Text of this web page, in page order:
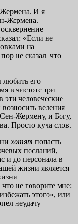
Жермена. И я
Жермена.
«Если не
на
не сказал, что
любить его
в чистоте три
эти человеческие
веления
Жермену, и Богу,
Просто куча слов.
хотят попасть.
посланий,
и до персонала в
жизни является
не говорите мне:
этого», или
неудачу